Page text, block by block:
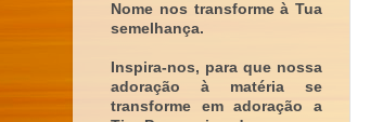
Nome nos transforme à Tua
semelhança.
Inspira-nos, para que nossa
adoração à matéria se
transforme em adoração a